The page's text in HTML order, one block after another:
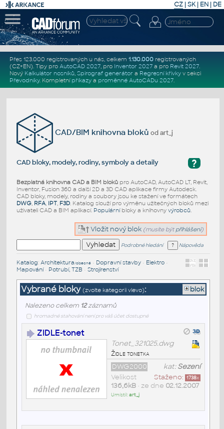
CZ | SK| EN | DE
Přes 123.000 registrovaných u nás, celkem 1.130.000registrovaných
(CZ+EN). Tipy pro AutoCAD 2027, pro Inventor 2027a pro Revit 2027.
Nový Kalkulátor nosníků, Spirograf generátor a Regresní křivkyv sekci
Převodníky. Kompletní příkazya proměnné AutoCADu 2027.
CAD/BIM knihovna blokůod art_j
?
CAD bloky, modely, rodiny, symboly a detaily
Bezplatná knihovna CAD a BIM blokůpro AutoCAD, AutoCAD LT, Revit,
Inventor, Fusion 360 a další 2D a 3D CAD aplikace firmy Autodesk.
CAD bloky, modely, rodiny a soubory jsou ke stažení ve formátech
DWG, RFA, IPT, F3D. Katalog slouží pro výměnu užitečných bloků mezi
uživateli CAD a BIM aplikací. Populárníbloky a knihovny výrobců.
Vložit nový blok (musíte být přihlášeni)
Podrobné hledání Nápověda
Katalog: Architektura/obecné• Dopravní stavby• Elektro•
Mapování• Potrubí, TZB • Strojírenství
Vybrané bloky (zvolte kategorii vlevo): blok
Nalezeno celkem 12záznamů
hromadné stahování není pro váš účet dostupné
ZIDLE-tonet
Tonet_321025.dwg
Židle tonetka
kat:Sezení
DWG2000
Staženo: 1738x
Velikost
136,6kB• ze dne 02.12.2007
Umístil:art_j